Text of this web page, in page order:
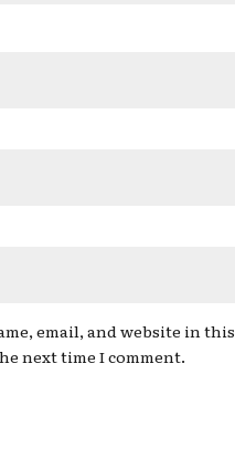
email, and website in this
next time I comment.